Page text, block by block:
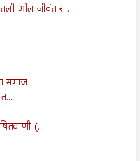
ओल जीवंत र...
समाज
(...